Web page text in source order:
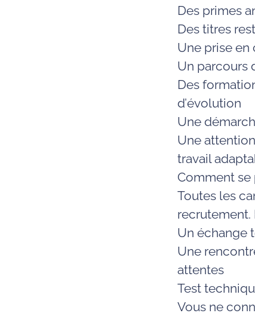
Des primes
Des titres
Une prise en
Un parcours
Des
d’évolution
Une
Une
travail
Comment se
Toutes les
recrutement.
Un échange
Une
attentes
Test
Vous ne